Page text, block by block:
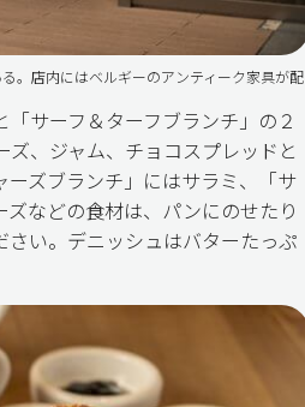
。店内にはベルギーのアンティーク家具が配
サーフ＆ターフブランチ」の２
、ジャム、チョコスプレッドと
ズブランチ」にはサラミ、「サ
などの食材は、パンにのせたり
い。デニッシュはバターたっぷ